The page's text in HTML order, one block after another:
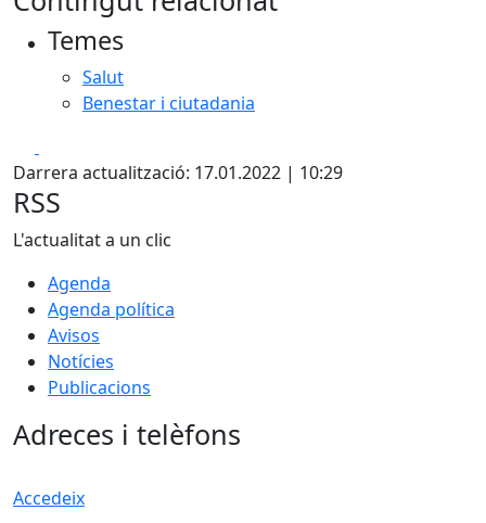
+
Temes
Salut
Benestar i ciutadania
Darrera actualització: 17.01.2022 | 10:29
RSS
L'actualitat a un clic
Agenda
Agenda política
Avisos
Notícies
Publicacions
Adreces i telèfons
Accedeix